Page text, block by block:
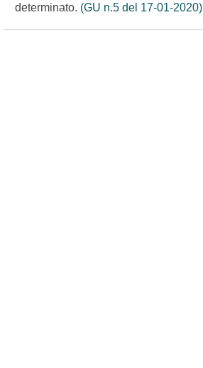
determinato. (GU n.5 del 17-01-2020)